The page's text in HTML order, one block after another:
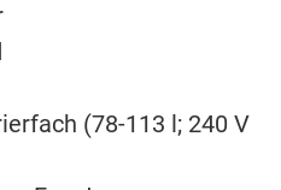
(78-113 l; 240 V